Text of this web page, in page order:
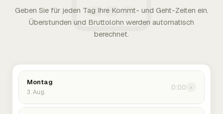
Geben Sie für jeden Tag Ihre Kommt- und Geht-Zeiten ein.
Überstunden und Bruttolohn werden automatisch
berechnet.
Montag
3. Aug.
0:00 ›